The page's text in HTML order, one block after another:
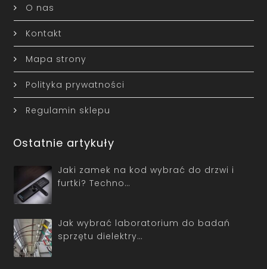
O nas
Kontakt
Mapa strony
Polityka prywatności
Regulamin sklepu
Ostatnie artykuły
Jaki zamek na kod wybrać do drzwi i
furtki? Techno…
Jak wybrać laboratorium do badań
sprzętu dielektry…